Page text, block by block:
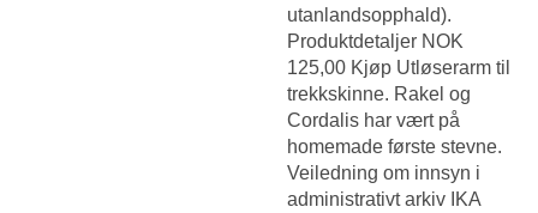
utanlandsopphald).
Produktdetaljer NOK
125,00 Kjøp Utløserarm til
trekkskinne. Rakel og
Cordalis har vært på
homemade første stevne.
Veiledning om innsyn i
administrativt arkiv IKA